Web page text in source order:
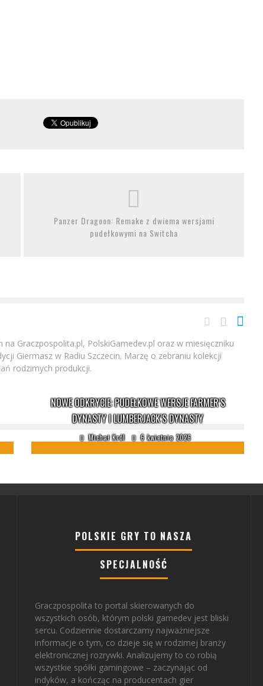
Panzer Dragoon: Remake z dwiema wersjami
pudełkowymi na Switcha
na Graczpospolita.pl, PolskiGamedev.pl oraz w miesięczniku
Giermasz w Radiu Szczecin. Marzę o zebraniu kolekcji
rodzimych produkcji.
NOWE ODKRYCIE: PUDEŁKOWE WERSJE FARMER’S
DYNASTY I LUMBERJACK’S DYNASTY
Michał Król 6 kwietnia 2026
POLSKIE GRY TO NASZA
SPECJALNOŚĆ
Graczpospolita to portal skierowanych do
wszystkich osób, którym polski gamedev jest bliski
sercu. Codziennie dostarczamy najważniejsze
informacje o tym, co dzieje się w rodzimej branży
elektronicznej rozrywki. Analizujemy to co robią
wszystkie spółki gamingowe – zaczynając od
indyków, a kończąc na producentach gier